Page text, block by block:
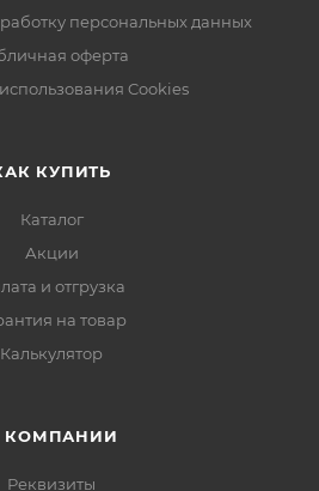
персональных данных
оферта
Cookies
КУПИТЬ
Каталог
Акции
и отгрузка
на товар
Калькулятор
КОМПАНИИ
Реквизиты